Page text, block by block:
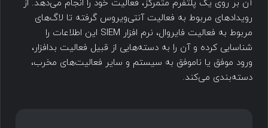
آن بر روی یک پلتفرم متمرکز، فعالیت خود را انجام می‌دهد. از
رویدادهای مربوط به فعالیت آنتی‌ویروس گرفته تا لاگ‌های
مربوط به فعالیت فایروال، نرم افزار SIEM این اطلاعات را
شناسایی کرده و آن را به دسته‌هایی از قبیل فعالیت بدافزار،
ورود موفق یا ناموفق به سیستم و سایر فعالیت‌های مخرب،
دسته‌بندی می‌کند.